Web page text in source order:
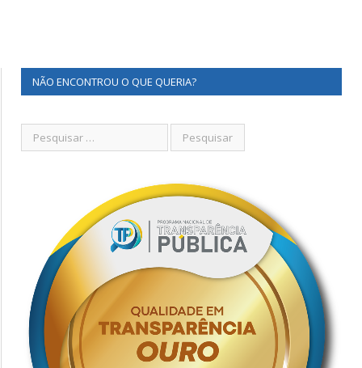
NÃO ENCONTROU O QUE QUERIA?